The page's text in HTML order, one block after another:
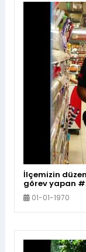
İlçemizin
görev yapan
yanınızda
01-01-1970